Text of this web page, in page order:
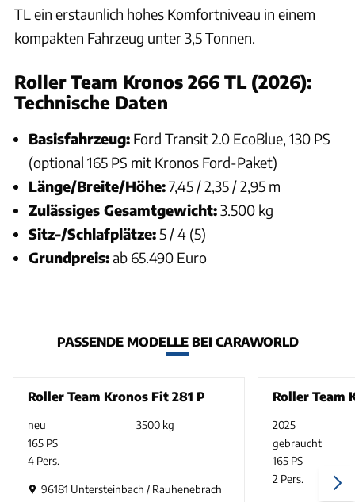
TL ein erstaunlich hohes Komfortniveau in einem
kompakten Fahrzeug unter 3,5 Tonnen.
Roller Team Kronos 266 TL (2026):
Technische Daten
Basisfahrzeug: Ford Transit 2.0 EcoBlue, 130 PS
(optional 165 PS mit Kronos Ford-Paket)
Länge/Breite/Höhe:7,45 / 2,35 / 2,95 m
Zulässiges Gesamtgewicht:3.500 kg
Sitz-/Schlafplätze:5 / 4 (5)
Grundpreis:ab 65.490 Euro
PASSENDE MODELLE BEI CARAWORLD
Roller Team Kronos Fit 281 P
neu
3500 kg
165 PS
4 Pers.
96181 Untersteinbach / Rauhenebrach
Roller Team
2025
gebraucht
165 PS
2 Pers.